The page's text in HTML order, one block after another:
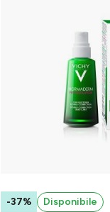
-37% Disponibile